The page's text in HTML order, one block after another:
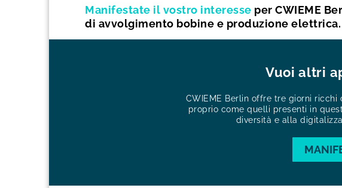
Manifestate il vostro interesse per CWIEME
di avvolgimento bobine e produzione elettrica.
Vuoi altri
CWIEME Berlin offre tre giorni
proprio come quelli presenti in
diversità e alla